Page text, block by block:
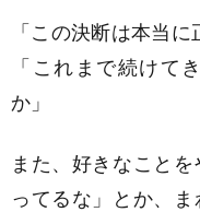
「この決断は本当に
「これまで続けて
か」
また、好きなこと
ってるな」とか、